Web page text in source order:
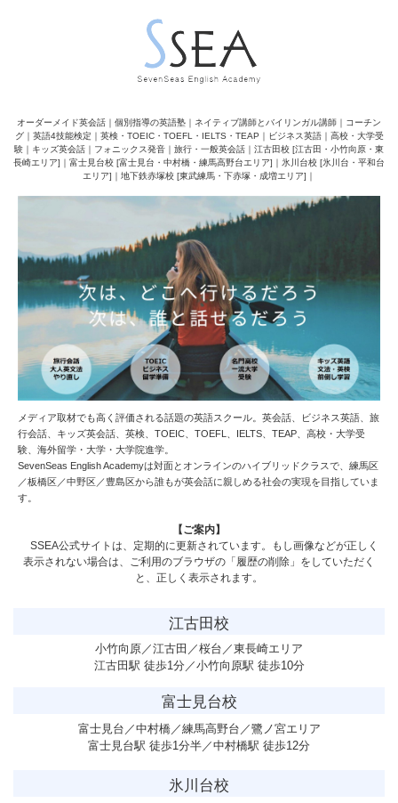
オーダーメイド英会話｜個別指導の英語塾｜ネイティブ講師とバイリンガル講師｜コーチン
グ｜英語4技能検定｜英検・TOEIC・TOEFL・IELTS・TEAP｜ビジネス英語｜高校・大学受
験｜キッズ英会話｜フォニックス発音｜旅行・一般英会話｜江古田校 [江古田・小竹向原・東
長崎エリア]｜富士見台校 [富士見台・中村橋・練馬高野台エリア]｜氷川台校 [氷川台・平和台
エリア]｜地下鉄赤塚校 [東武練馬・下赤塚・成増エリア]｜
メディア取材でも高く評価される話題の英語スクール。英会話、ビジネス英語、旅
行会話、キッズ英会話、英検、TOEIC、TOEFL、IELTS、TEAP、高校・大学受
験、海外留学・大学・大学院進学。
SevenSeas English Academyは対面とオンラインのハイブリッドクラスで、練馬区
／板橋区／中野区／豊島区から誰もが英会話に親しめる社会の実現を目指していま
す。
【ご案内】
SSEA公式サイトは、定期的に更新されています。もし画像などが正しく
表示されない場合は、ご利用のブラウザの「履歴の削除」をしていただく
と、正しく表示されます。
江古田校
小竹向原／江古田／桜台／東長崎エリア
江古田駅 徒歩1分／小竹向原駅 徒歩10分
富士見台校
富士見台／中村橋／練馬高野台／鷺ノ宮エリア
富士見台駅 徒歩1分半／中村橋駅 徒歩12分
氷川台校